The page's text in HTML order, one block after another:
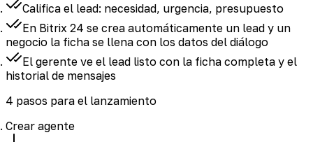
Califica el lead: necesidad, urgencia, presupuesto
En Bitrix 24 se crea automáticamente un lead y un
negocio la ficha se llena con los datos del diálogo
El gerente ve el lead listo con la ficha completa y el
historial de mensajes
4 pasos para el lanzamiento
Crear agente